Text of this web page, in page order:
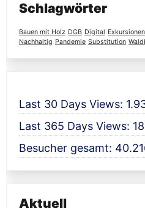
Schlagwörter
Bauen mit Holz DGB Digital Exkursionen
Nachhaltig Pandemie Substitution
Last 30 Days Views:
Last 365 Days Views:
Besucher gesamt:
Aktuell